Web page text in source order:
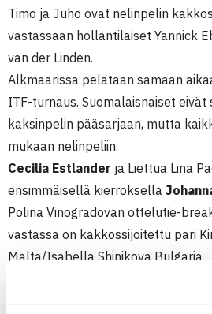
Timo ja Juho ovat nelinpelin
vastassaan hollantilaiset Yannick
van der Linden.
Alkmaarissa pelataan samaan
ITF-turnaus. Suomalaisnaiset
kaksinpelin pääsarjaan, mutta
mukaan nelinpeliin.
Cecilia Estlander ja Liettua Lina
ensimmäisellä kierroksella
Polina Vinogradovan ottelutie-
vastassa on kakkossijoitettu pari
Malta/Isabella Shinikova Bulgaria.
ja Ruotsin Valeria
suoraan puolivälierissä, jossa